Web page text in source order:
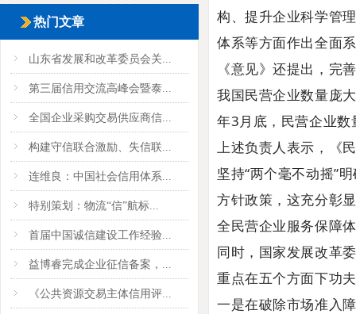
热门文章
山东省发展和改革委员会关...
第三届信用交流高峰会暨泰...
全国企业采购交易供应商信...
构建守信联合激励、失信联...
连维良：中国社会信用体系...
特别策划：物流“信”航标...
首届中国诚信建设工作经验...
益博睿完成企业征信备案，...
《公共资源交易主体信用评...
构、提升企业科学管
体系等方面作出全面
《意见》还提出，完
我国民营企业数量庞
年3月底，民营企业
上述负责人表示，《
坚持“两个毫不动摇”
方针政策，这充分彰
全民营企业服务保障
同时，国家发展改革
重点在五个方面下功
一是在破除市场准入